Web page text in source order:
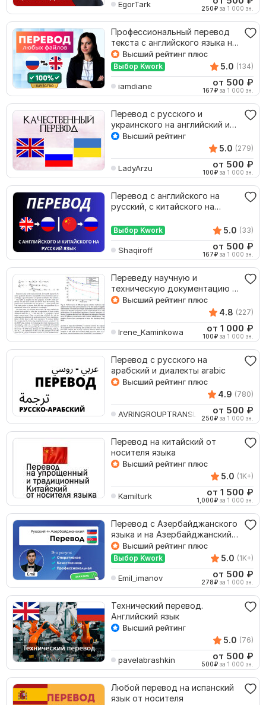
EgorTark 250₽ за 1 000 зн.
Профессиональный перевод
текста с английского языка на
русский
Выбор Kwork 5.0 (134)
iamdiane от 500 ₽
167₽ за 1 000 зн.
Перевод с русского и
украинского на английский и
наоборот
5.0 (279)
LadyArzu от 500 ₽
100₽ за 1 000 зн.
Перевод с английского на
русский, с китайского на
Выбор Kwork 5.0 (33)
Shaqiroff от 500 ₽
167₽ за 1 000 зн.
Переведу научную и
техническую документацию с
английского на русский
4.8 (227)
Irene_Kaminkowa от 1 000 ₽
100₽ за 1 000 зн.
Перевод с русского на
арабский и диалекты arabic
4.9 (780)
AVRINGROUPTRANSLATIOот 500 ₽
250₽ за 1 000 зн.
Перевод на китайский от
носителя языка
5.0 (1K+)
Kamilturk от 1 500 ₽
1,000₽ за 1 000 зн.
Перевод с Азербайджанского
языка и на Азербайджанский
язык от носителя
Выбор Kwork 5.0 (1K+)
Emil_imanov от 500 ₽
278₽ за 1 000 зн.
Технический перевод.
Английский язык
5.0 (76)
pavelabrashkin от 500 ₽
500₽ за 1 000 зн.
Любой перевод на испанский
язык от носителя